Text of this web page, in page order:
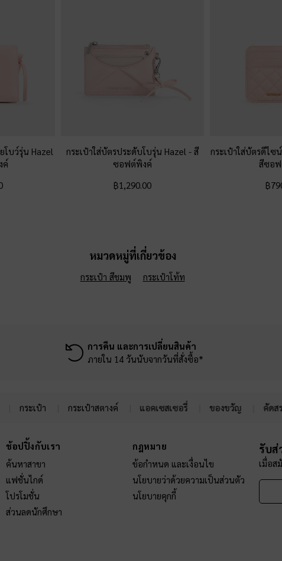
โบว์รุ่น Hazel
ค์
กระเป๋าใส่บัตรประดับโบรุ่น Hazel - สี
ซอฟต์พิงค์
฿1,290.00
กระเป๋าใส่บัตรดีไซ
สีซอ
฿
หมวดหมู่ที่เกี่ยวข้อง
กระเป๋า สีชมพู กระเป๋าโท้ท
การคืน และการเปลี่ยนสินค้า
ภายใน 14 วันนับจากวันที่สั่งซื้อ*
กระเป๋า กระเป๋าสตางค์ แอคเซสเซอรี่ ของขวัญ คัดส
ช้อปปิ้งกับเรา
ค้นหาสาขา
แฟชั่นไกด์
โปรโมชั่น
ส่วนลดนักศึกษา
กฎหมาย
ข้อกำหนด และเงื่อนไข
นโยบายว่าด้วยความเป็นส่วนตัว
นโยบายคุกกี้
รับส่
เมื่อส